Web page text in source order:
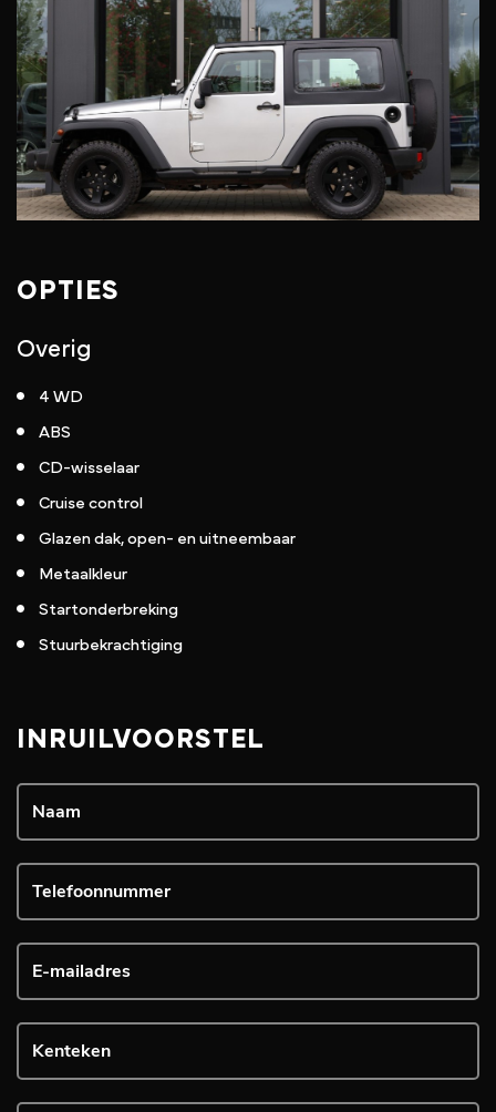
OPTIES
Overig
4 WD
ABS
CD-wisselaar
Cruise control
Glazen dak, open- en uitneembaar
Metaalkleur
Startonderbreking
Stuurbekrachtiging
INRUILVOORSTEL